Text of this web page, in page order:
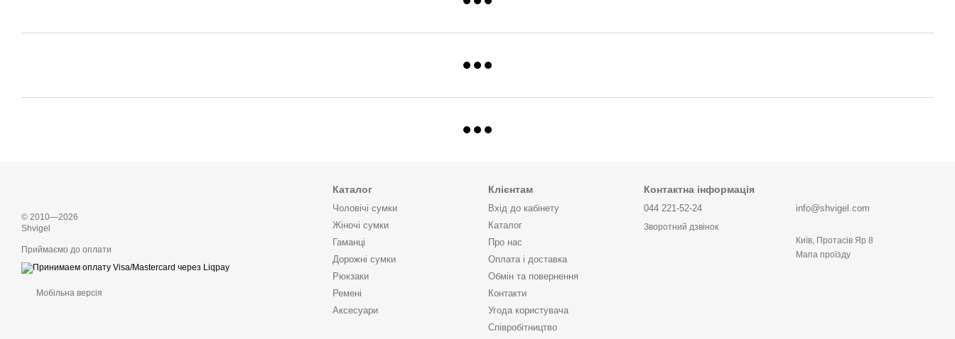
© 2010—2026
Shvigel
Приймаємо до оплати
Мобільна версія
Каталог
Чоловічі сумки
Жіночі сумки
Гаманці
Дорожні сумки
Рюкзаки
Ремені
Аксесуари
Клієнтам
Вхід до кабінету
Каталог
Про нас
Оплата і доставка
Обмін та повернення
Контакти
Угода користувача
Cпівробітництво
Контактна інформація
044 221-52-24
Зворотний дзвінок
info@shvigel.com
Київ, Протасів Яр 8
Мапа проїзду